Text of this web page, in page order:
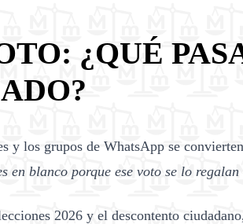
¿QUÉ
y los grupos de WhatsApp se
en blanco porque ese voto se lo
2026 y el descontento